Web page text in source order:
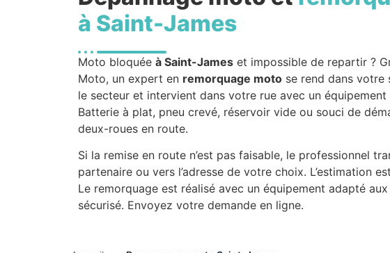
à Saint-James
Moto bloquée à Saint-James et impossible de repartir ?
Moto, un expert en remorquage moto se rend dans votre
le secteur et intervient dans votre rue avec un
Batterie à plat, pneu crevé, réservoir vide ou souci de
deux-roues en route.
Si la remise en route n’est pas faisable, le professionnel
partenaire ou vers l’adresse de votre choix. L’estimation
Le remorquage est réalisé avec un équipement adapté
sécurisé. Envoyez votre demande en ligne.